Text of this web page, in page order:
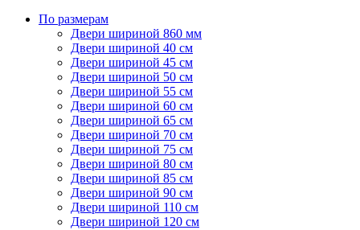
По размерам
Двери шириной 860 мм
Двери шириной 40 см
Двери шириной 45 см
Двери шириной 50 см
Двери шириной 55 см
Двери шириной 60 см
Двери шириной 65 см
Двери шириной 70 см
Двери шириной 75 см
Двери шириной 80 см
Двери шириной 85 см
Двери шириной 90 см
Двери шириной 110 см
Двери шириной 120 см